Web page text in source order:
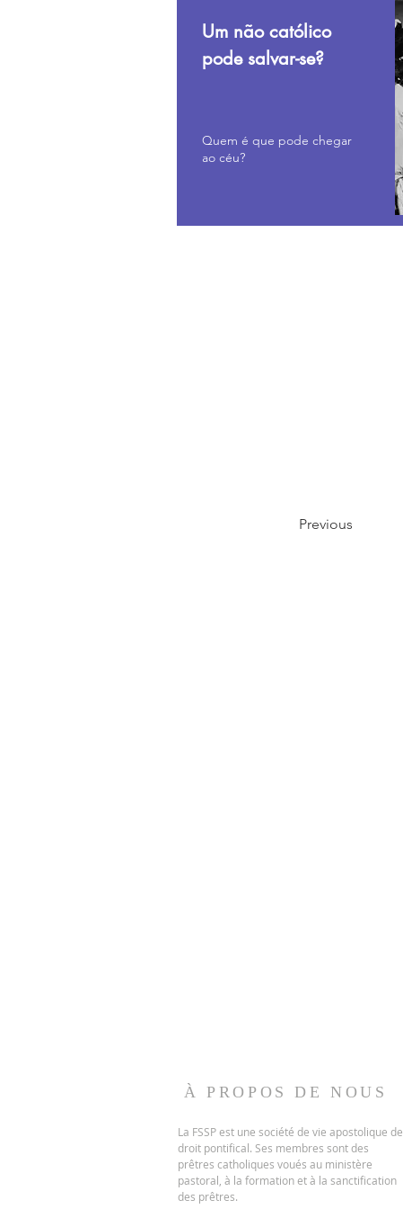
Um não católico
pode salvar-se?
Quem é que pode chegar
ao céu?
Previous
À PROPOS DE NOUS
La FSSP est une société de vie apostolique de
droit pontifical. Ses membres sont des
prêtres catholiques voués au ministère
pastoral, à la formation et à la sanctification
des prêtres.